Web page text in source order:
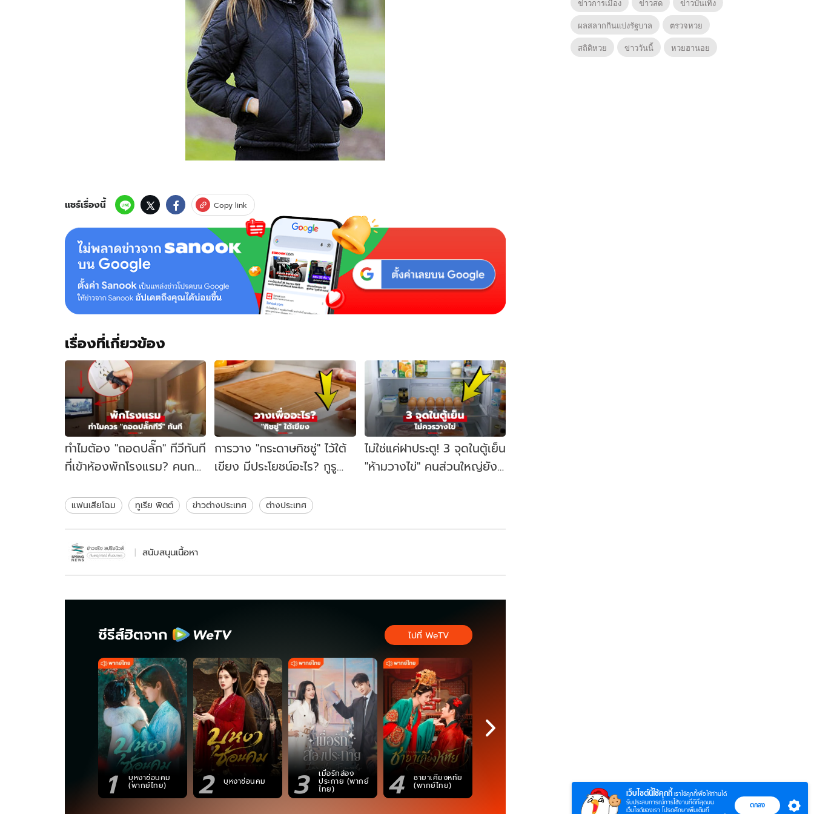
แชร์เรื่องนี้ Copy link
เรื่องที่เกี่ยวข้อง
ทำไมต้อง "ถอดปลั๊ก" ทีวีทันที
ที่เข้าห้องพักโรงแรม? คนกว่า
การวาง "กระดาษทิชชู่" ไว้ใต้
เขียง มีประโยชน์อะไร? กูรู
ไม่ใช่แค่ฝาประตู! 3 จุดในตู้เย็น
"ห้ามวางไข่" คนส่วนใหญ่ยัง
แฟนเสียโฉม ทูเรีย พิตต์ ข่าวต่างประเทศ ต่างประเทศ
สนับสนุนเนื้อหา
ซีรีส์ฮิตจาก
1 บุหงาซ่อนคม
(พากย์ไทย) 2 บุหงาซ่อนคม 3 เมื่อรักส่อง
ประกาย (พากย์
ไทย) 4 ชายาเคียงหทัย
(พากย์ไทย) 5 6 ภูตถังซาน 2
(พากย์ไทย) 7 ภูตถังซาน: สำนัก
ถังเลิศภพจบ
แดน 8
ไปที่ WeTV
ข่าวการเมือง
ข่าวสด
ข่าวบันเทิง
ผลสลากกินแบ่งรัฐบาล
ตรวจหวย
สถิติหวย
ข่าววันนี้ หวยฮานอย
เว็บไซต์นี้ใช้คุกกี้ เราใช้คุกกี้เพื่อให้ท่านได้
รับประสบการณ์การใช้งานที่ดีที่สุดบน
เว็บไซต์ของเรา โปรดศึกษาเพิ่มเติมที่
ตกลง